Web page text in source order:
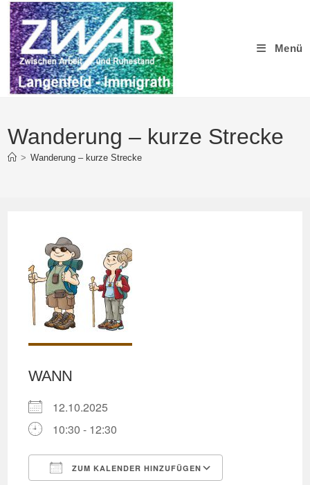
Zum
Inhalt
springen
Menü
Wanderung – kurze Strecke
> Wanderung – kurze Strecke
WANN
12.10.2025
10:30 - 12:30
ZUM KALENDER HINZUFÜGEN